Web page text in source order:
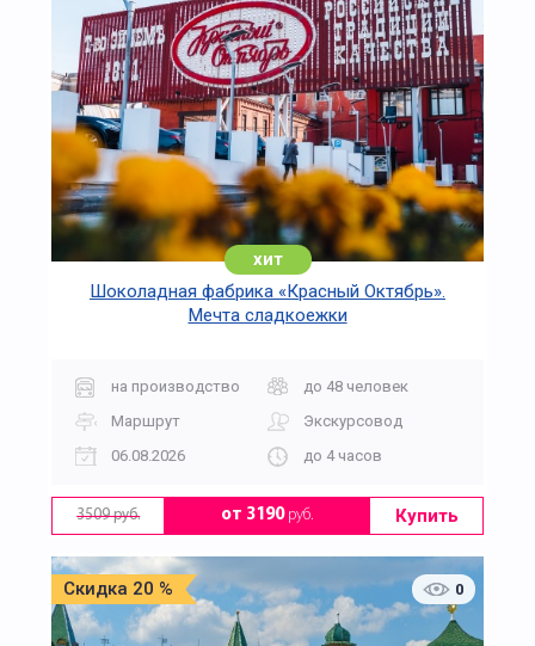
хит
Шоколадная фабрика «Красный Октябрь».
Мечта сладкоежки
на производство
до 48 человек
Маршрут
Экскурсовод
06.08.2026
до 4 часов
3509 руб. от 3190руб. Купить
Скидка 20 % 0